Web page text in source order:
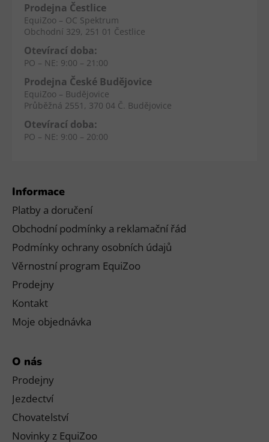
Informace
Platby a doručení
Obchodní podmínky a reklamační řád
Podmínky ochrany osobních údajů
Věrnostní program EquiZoo
Prodejny
Kontakt
Moje objednávka
O nás
Prodejny
Jezdectví
Chovatelství
Novinky z EquiZoo
Prodejna Čestlice
EquiZoo – OC Spektrum
Obchodní 329, 251 01 Čestlice
Otevírací doba:
PO – NE: 9:00 – 21:00
Prodejna České Budějovice
EquiZoo – Budějovice
Průběžná 2551, 370 04 Č. Budějovice
Otevírací doba:
PO – NE: 9:00 – 20:00